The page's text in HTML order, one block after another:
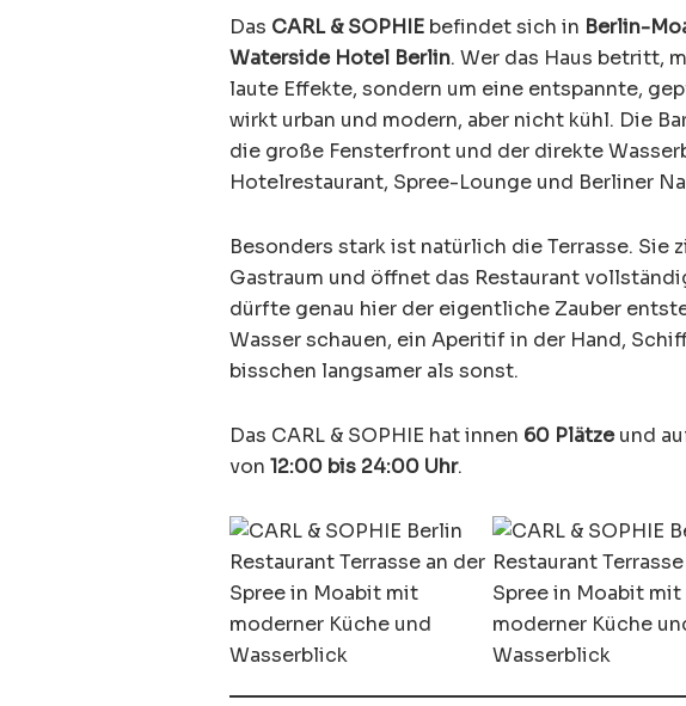
Das CARL & SOPHIE befindet sich in Berlin-
Waterside Hotel Berlin. Wer das Haus betritt,
laute Effekte, sondern um eine entspannte,
wirkt urban und modern, aber nicht kühl. Die
die große Fensterfront und der direkte
Hotelrestaurant, Spree-Lounge und Berliner
Besonders stark ist natürlich die Terrasse. Sie
Gastraum und öffnet das Restaurant
dürfte genau hier der eigentliche Zauber
Wasser schauen, ein Aperitif in der Hand,
bisschen langsamer als sonst.
Das CARL & SOPHIE hat innen 60 Plätzeund
von 12:00 bis 24:00 Uhr.